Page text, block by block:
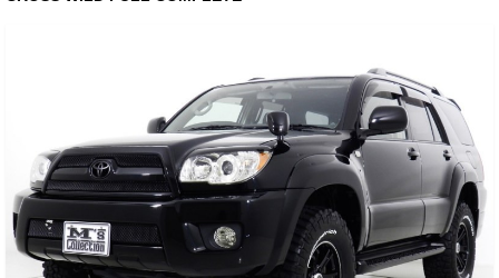
スタッフブログ
お客様の声
お問い合わせ